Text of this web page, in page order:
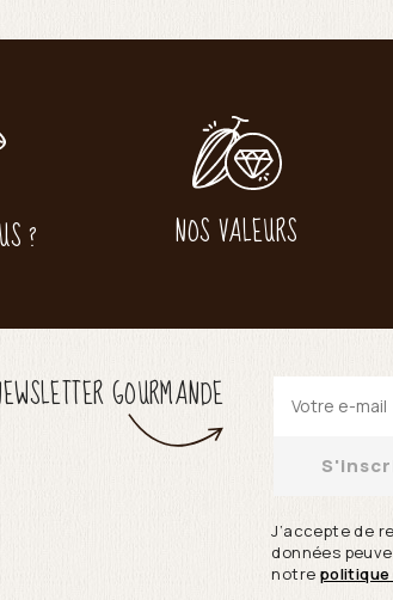
? NOS VALEURS
GOURMANDE
J’accepte de
données
notre